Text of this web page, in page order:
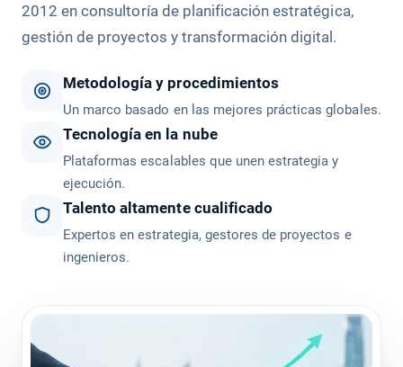
2012 en consultoría de planificación estratégica,
gestión de proyectos y transformación digital.
Metodología y procedimientos
Un marco basado en las mejores prácticas globales.
Tecnología en la nube
Plataformas escalables que unen estrategia y
ejecución.
Talento altamente cualificado
Expertos en estrategia, gestores de proyectos e
ingenieros.